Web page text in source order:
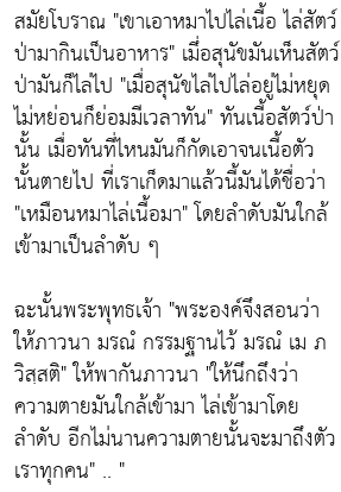
สมัยโบราณ "เขาเอาหมาไปไล่เนี้อ ไล่สัตว์
ป่ามากินเป็นอาหาร" เมึ่อสุนัขมันเห็นสัตว์
ป่ามันก็ไล่ไป "เมื่อสุนัขไล่ไปไล่อยู่ไม่หยุด
ไม่หย่อนก็ย่อมมีเวลาทัน"ทันเนี้อสัตว์ป่า
นั้น เมื่อทันที่ไหนมันก็กัดเอาจนเนี้อตัว
นั้นตายไป ที่เราเก็ดมาแล้วนี้มันได้ชื่อว่า
"เหมือนหมาไล่เนี้อมา"โดยลำดับมันใกล้
เข้ามาเป็นลำดับ ๆ
ฉะนั้นพระพุทธเจ้า "พระองค์จึงสอนว่า
ให้ภาวนา มรณํ กรรมฐานไว้ มรณํ เม ภ
วิสฺสติ"ให้พากันภาวนา "ให้นึกถึงว่า
ความตายมันใกล้เข้ามา ไล่เข้ามาโดย
ลำดับ อีกไม่นานความตายนั้นจะมาถึงตัว
เราทุกคน" .. "